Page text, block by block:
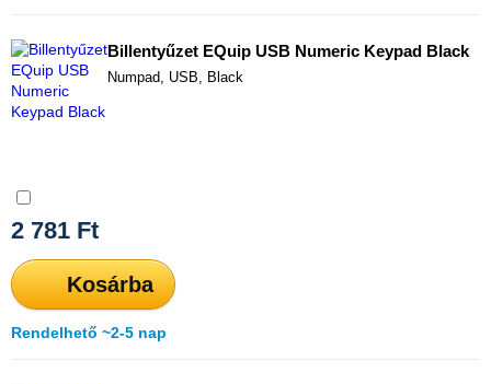
Billentyűzet EQuip USB Numeric Keypad Black
Numpad, USB, Black
2 781 Ft
Kosárba
Rendelhető ~2-5 nap